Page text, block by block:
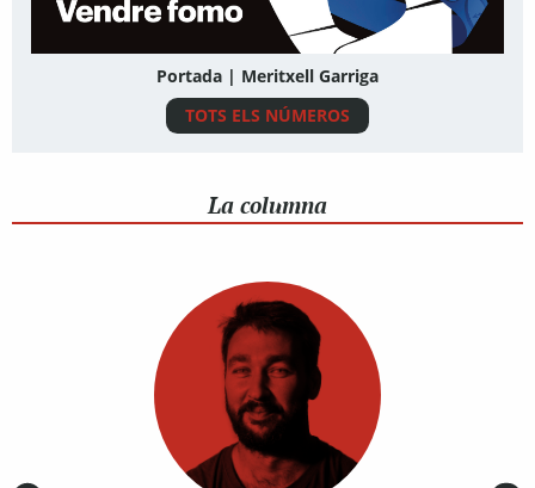
Portada | Meritxell Garriga
TOTS ELS NÚMEROS
La columna